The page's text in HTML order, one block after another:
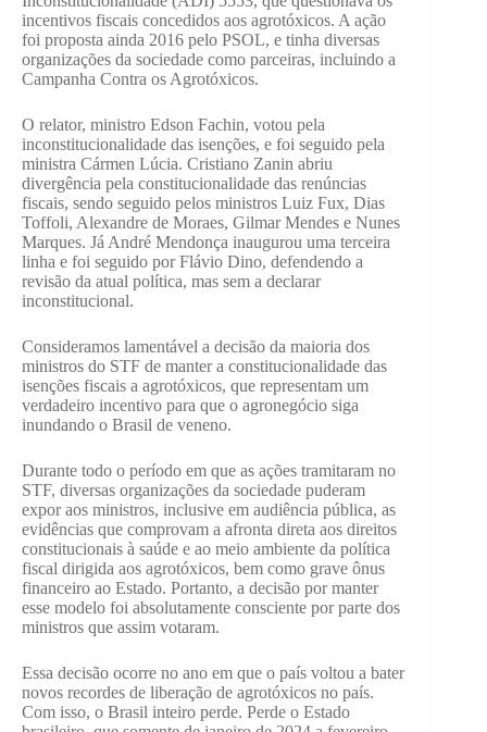
incentivos fiscais concedidos aos agrotóxicos. A ação
foi proposta ainda 2016 pelo PSOL, e tinha diversas
organizações da sociedade como parceiras, incluindo a
Campanha Contra os Agrotóxicos.
O relator, ministro Edson Fachin, votou pela
inconstitucionalidade das isenções, e foi seguido pela
ministra Cármen Lúcia. Cristiano Zanin abriu
divergência pela constitucionalidade das renúncias
fiscais, sendo seguido pelos ministros Luiz Fux, Dias
Toffoli, Alexandre de Moraes, Gilmar Mendes e Nunes
Marques. Já André Mendonça inaugurou uma terceira
linha e foi seguido por Flávio Dino, defendendo a
revisão da atual política, mas sem a declarar
inconstitucional.
Consideramos lamentável a decisão da maioria dos
ministros do STF de manter a constitucionalidade das
isenções fiscais a agrotóxicos, que representam um
verdadeiro incentivo para que o agronegócio siga
inundando o Brasil de veneno.
Durante todo o período em que as ações tramitaram no
STF, diversas organizações da sociedade puderam
expor aos ministros, inclusive em audiência pública, as
evidências que comprovam a afronta direta aos direitos
constitucionais à saúde e ao meio ambiente da política
fiscal dirigida aos agrotóxicos, bem como grave ônus
financeiro ao Estado. Portanto, a decisão por manter
esse modelo foi absolutamente consciente por parte dos
ministros que assim votaram.
Essa decisão ocorre no ano em que o país voltou a bater
novos recordes de liberação de agrotóxicos no país.
Com isso, o Brasil inteiro perde. Perde o Estado